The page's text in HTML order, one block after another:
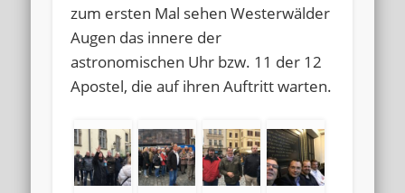
zum ersten Mal sehen Westerwälder
Augen das innere der
astronomischen Uhr bzw. 11 der 12
Apostel, die auf ihren Auftritt warten.